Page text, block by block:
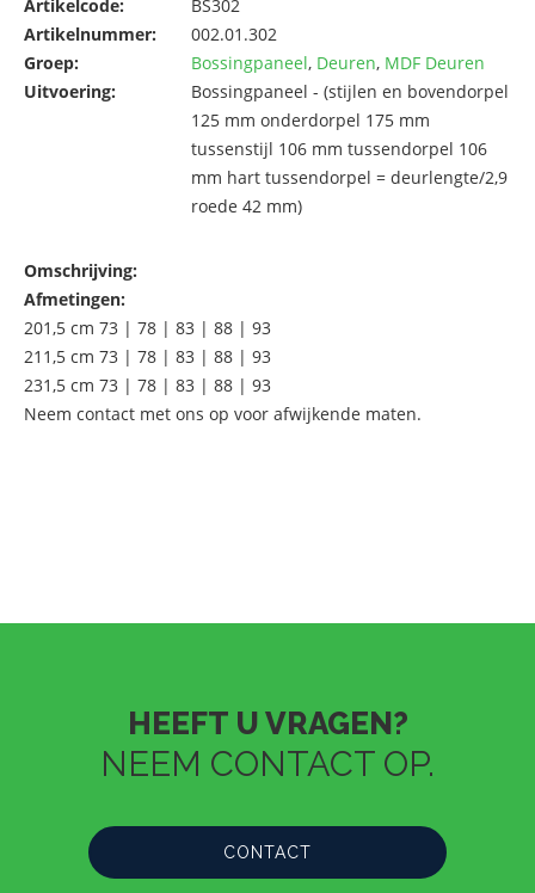
Artikelcode:
BS302
Artikelnummer:
002.01.302
Groep:
Bossingpaneel, Deuren, MDF Deuren
Uitvoering:
Bossingpaneel - (stijlen en bovendorpel
125 mm onderdorpel 175 mm
tussenstijl 106 mm tussendorpel 106
mm hart tussendorpel = deurlengte/2,9
roede 42 mm)
Omschrijving:
Afmetingen:
201,5 cm 73 | 78 | 83 | 88 | 93
211,5 cm 73 | 78 | 83 | 88 | 93
231,5 cm 73 | 78 | 83 | 88 | 93
Neem contact met ons op voor afwijkende maten.
HEEFT U VRAGEN?
NEEM CONTACT OP.
CONTACT